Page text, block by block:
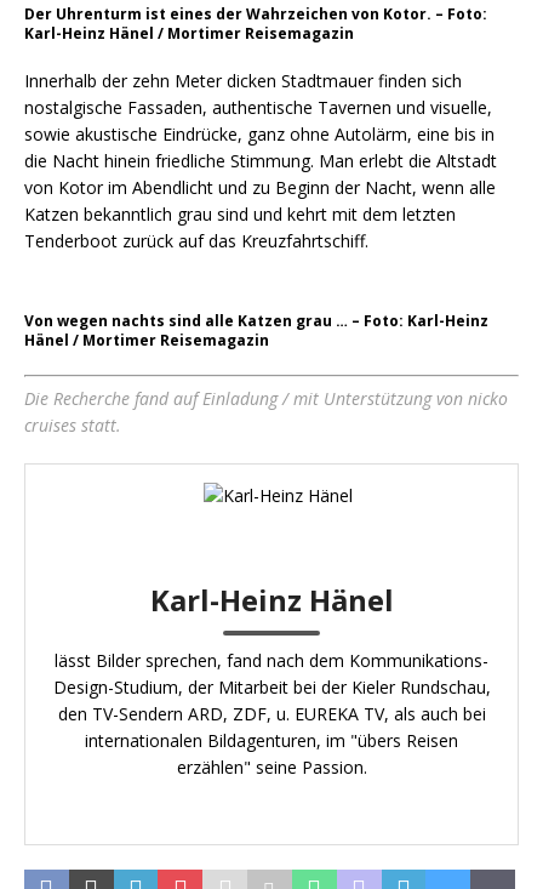
Der Uhrenturm ist eines der Wahrzeichen von Kotor. – Foto:
Karl-Heinz Hänel / Mortimer Reisemagazin
Innerhalb der zehn Meter dicken Stadtmauer finden sich
nostalgische Fassaden, authentische Tavernen und visuelle,
sowie akustische Eindrücke, ganz ohne Autolärm, eine bis in
die Nacht hinein friedliche Stimmung. Man erlebt die Altstadt
von Kotor im Abendlicht und zu Beginn der Nacht, wenn alle
Katzen bekanntlich grau sind und kehrt mit dem letzten
Tenderboot zurück auf das Kreuzfahrtschiff.
Von wegen nachts sind alle Katzen grau … – Foto: Karl-Heinz
Hänel / Mortimer Reisemagazin
Die Recherche fand auf Einladung / mit Unterstützung von nicko
cruises statt.
Karl-Heinz Hänel
lässt Bilder sprechen, fand nach dem Kommunikations-
Design-Studium, der Mitarbeit bei der Kieler Rundschau,
den TV-Sendern ARD, ZDF, u. EUREKA TV, als auch bei
internationalen Bildagenturen, im "übers Reisen
erzählen" seine Passion.